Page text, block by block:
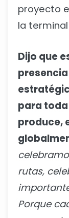
proyecto
la
Dijo que
para
produce,
rutas,
Porque